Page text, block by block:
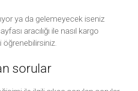
ya da gelemeyecek iseniz
aracılığı ile nasıl kargo
öğrenebilirsiniz.
sorular